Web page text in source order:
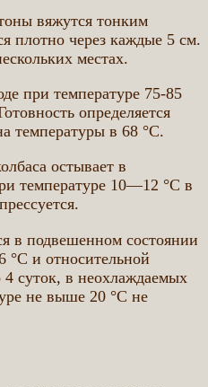
вяжутся тонким
плотно через каждые 5 см.
местах.
при температуре 75-85
определяется
температуры в 68 °С.
остывает в
температуре 10—12 °С в
в подвешенном состоянии
°С и относительной
суток, в неохлаждаемых
не выше 20 °С не